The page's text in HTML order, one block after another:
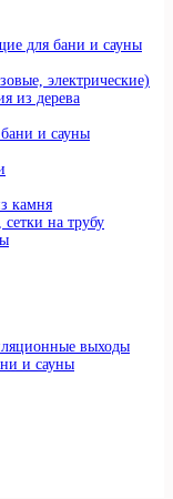
для бани и сауны
электрические)
из дерева
и сауны
камня
на трубу
выходы
и сауны